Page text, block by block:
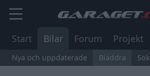
Start Bilar Forum Projekt
Nya och uppdaterade Bläddra Sök